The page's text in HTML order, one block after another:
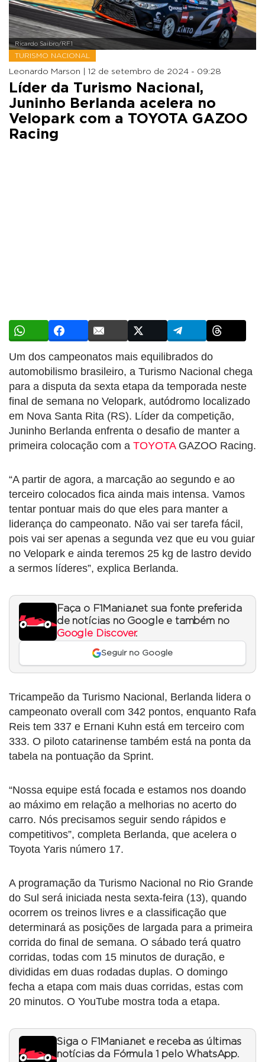
Ricardo Saibro/RF1
TURISMO NACIONAL
Leonardo Marson | 12 de setembro de 2024 - 09:28
Líder da Turismo Nacional,
Juninho Berlanda acelera no
Velopark com a TOYOTA GAZOO
Racing
Um dos campeonatos mais equilibrados do
automobilismo brasileiro, a Turismo Nacional chega
para a disputa da sexta etapa da temporada neste
final de semana no Velopark, autódromo localizado
em Nova Santa Rita (RS). Líder da competição,
Juninho Berlanda enfrenta o desafio de manter a
primeira colocação com a TOYOTAGAZOO Racing.
“A partir de agora, a marcação ao segundo e ao
terceiro colocados fica ainda mais intensa. Vamos
tentar pontuar mais do que eles para manter a
liderança do campeonato. Não vai ser tarefa fácil,
pois vai ser apenas a segunda vez que eu vou guiar
no Velopark e ainda teremos 25 kg de lastro devido
a sermos líderes”, explica Berlanda.
Faça o F1Mania.net sua fonte preferida
de notícias no Google e também no
Google Discover.
Seguir no Google
Tricampeão da Turismo Nacional, Berlanda lidera o
campeonato overall com 342 pontos, enquanto Rafa
Reis tem 337 e Ernani Kuhn está em terceiro com
333. O piloto catarinense também está na ponta da
tabela na pontuação da Sprint.
“Nossa equipe está focada e estamos nos doando
ao máximo em relação a melhorias no acerto do
carro. Nós precisamos seguir sendo rápidos e
competitivos”, completa Berlanda, que acelera o
Toyota Yaris número 17.
A programação da Turismo Nacional no Rio Grande
do Sul será iniciada nesta sexta-feira (13), quando
ocorrem os treinos livres e a classificação que
determinará as posições de largada para a primeira
corrida do final de semana. O sábado terá quatro
corridas, todas com 15 minutos de duração, e
divididas em duas rodadas duplas. O domingo
fecha a etapa com mais duas corridas, estas com
20 minutos. O YouTube mostra toda a etapa.
Siga o F1Mania.net e receba as últimas
notícias da Fórmula 1 pelo WhatsApp.